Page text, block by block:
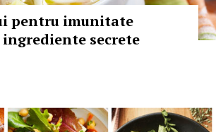
pentru imunitate
ingrediente secrete